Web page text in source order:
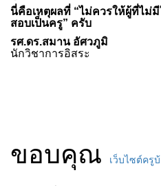
นี่คือเหตุผลที่ “ไม่ควรให้ผู้ที่ไม่
สอบเป็นครู” ครับ
รศ.ดร.สมาน อัศวภูมิ
นักวิชาการอิสระ
ขอบคุณ เว็บไซต์ครู